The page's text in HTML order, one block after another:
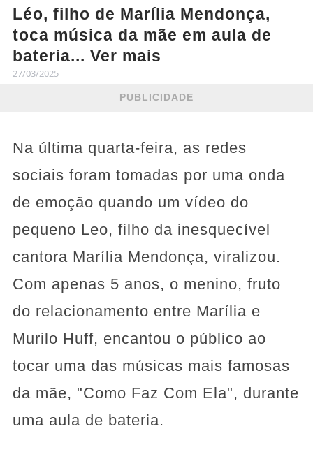
Léo, filho de Marília Mendonça,
toca música da mãe em aula de
bateria... Ver mais
27/03/2025
PUBLICIDADE
Na última quarta-feira, as redes
sociais foram tomadas por uma onda
de emoção quando um vídeo do
pequeno Leo, filho da inesquecível
cantora Marília Mendonça, viralizou.
Com apenas 5 anos, o menino, fruto
do relacionamento entre Marília e
Murilo Huff, encantou o público ao
tocar uma das músicas mais famosas
da mãe, "Como Faz Com Ela", durante
uma aula de bateria.